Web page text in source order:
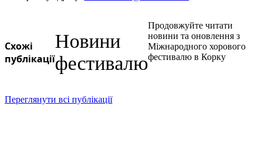
Схожі
публікації
Новини
фестивалю
Продовжуйте читати
новини та оновлення з
Міжнародного хорового
фестивалю в Корку
Переглянути всі публікації